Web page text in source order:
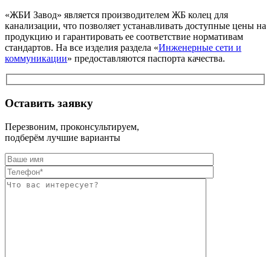
«ЖБИ Завод» является производителем ЖБ колец для
канализации, что позволяет устанавливать доступные цены на
продукцию и гарантировать ее соответствие нормативам
стандартов. На все изделия раздела «Инженерные сети и
коммуникации» предоставляются паспорта качества.
Оставить заявку
Перезвоним, проконсультируем,
подберём лучшие варианты